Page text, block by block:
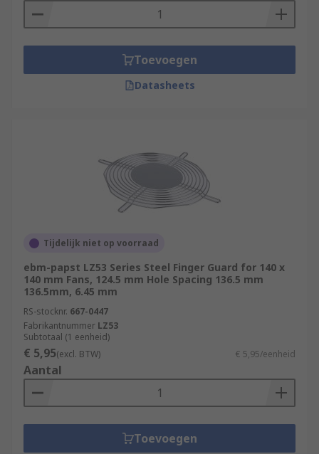
Toevoegen
Datasheets
Tijdelijk niet op voorraad
ebm-papst LZ53 Series Steel Finger Guard for 140 x
140 mm Fans, 124.5 mm Hole Spacing 136.5 mm
136.5mm, 6.45 mm
RS-stocknr. 667-0447
Fabrikantnummer LZ53
Subtotaal (1 eenheid)
€ 5,95(excl. BTW) € 5,95/eenheid
Aantal
Toevoegen